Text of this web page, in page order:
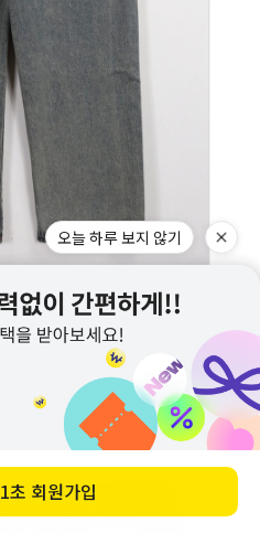
오늘 하루 보지 않기
1초 회원가입